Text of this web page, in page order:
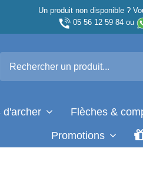
Un produit non disponible ?
05 56 12 59 84ou
d'archer Flèches &
Promotions